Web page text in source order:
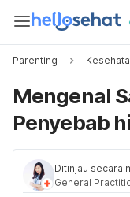
Parenting
Mengenal
Penyebab
Ditinjau secara
General